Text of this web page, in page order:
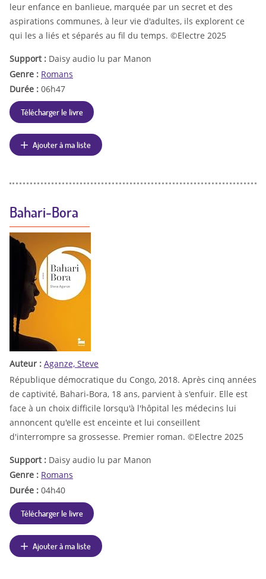
leur enfance en banlieue, marquée par un secret et des
aspirations communes, à leur vie d'adultes, ils explorent ce
qui les a liés et séparés au fil du temps. ©Electre 2025
Support : Daisy audio lu par Manon
Genre : Romans
Durée : 06h47
Télécharger le livre
Ajouter à ma liste
Bahari-Bora
Auteur : Aganze, Steve
République démocratique du Congo, 2018. Après cinq années
de captivité, Bahari-Bora, 18 ans, parvient à s'enfuir. Elle est
face à un choix difficile lorsqu'à l'hôpital les médecins lui
annoncent qu'elle est enceinte et lui conseillent
d'interrompre sa grossesse. Premier roman. ©Electre 2025
Support : Daisy audio lu par Manon
Genre : Romans
Durée : 04h40
Télécharger le livre
Ajouter à ma liste